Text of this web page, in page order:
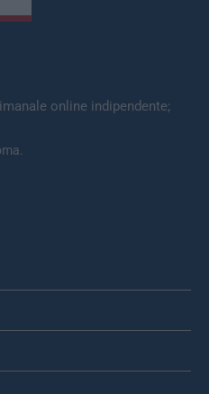
online indipendente;